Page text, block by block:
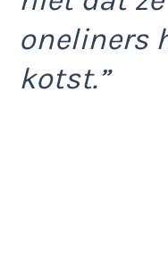
oneliners
kotst.”